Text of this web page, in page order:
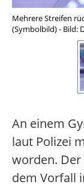
Mehrere Streifen
(Symbolbild) - Bild:
An einem
laut Polizei
worden.
dem Vorfall